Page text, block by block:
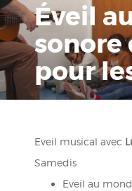
Éveil
sonore
pour
Eveil musical avec
Samedis
Eveil au